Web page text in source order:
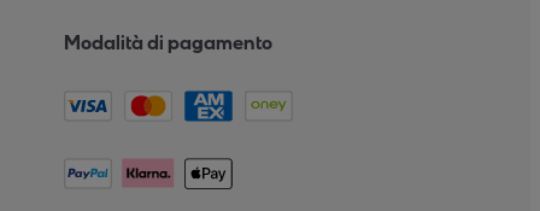
Modalità di pagamento